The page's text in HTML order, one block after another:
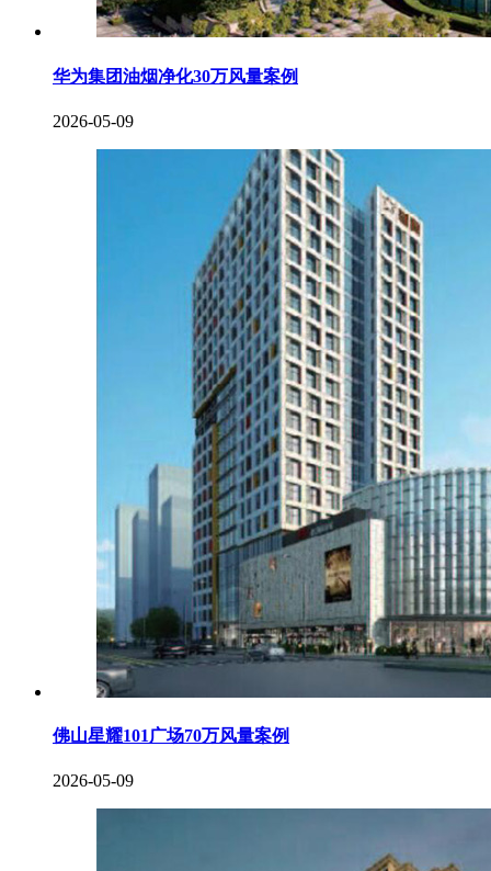
华为集团油烟净化30万风量案例
2026-05-09
佛山星耀101广场70万风量案例
2026-05-09